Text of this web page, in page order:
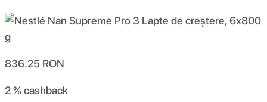
836.25 RON
2 %cashback